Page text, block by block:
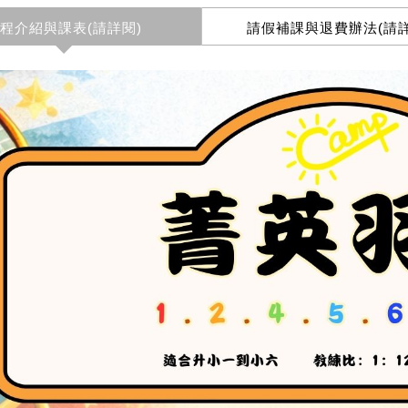
介紹與課表(請詳閱) 請假補課與退費辦法(請